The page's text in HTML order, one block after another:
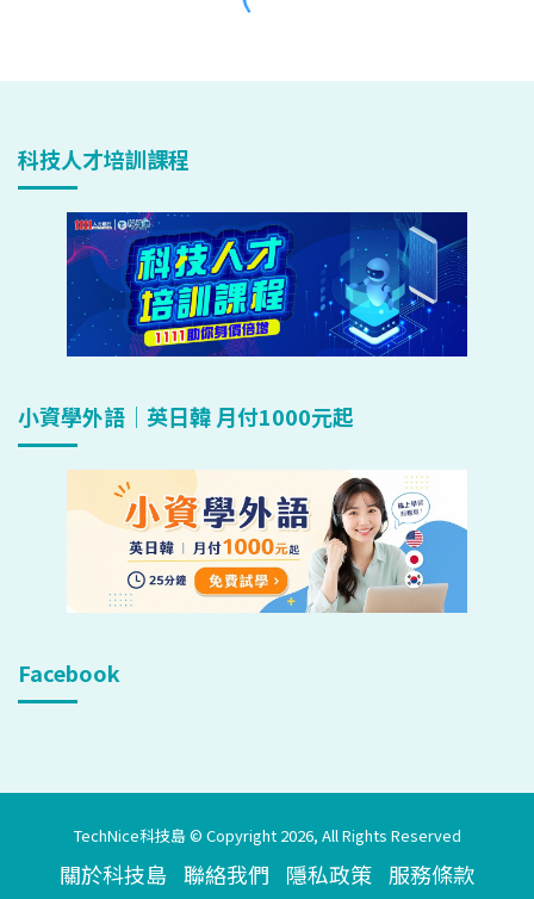
科技人才培訓課程
小資學外語｜英日韓 月付1000元起
Facebook
TechNice科技島 © Copyright 2026, All Rights Reserved
關於科技島 聯絡我們 隱私政策 服務條款